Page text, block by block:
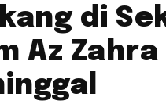
di
Az Zahra